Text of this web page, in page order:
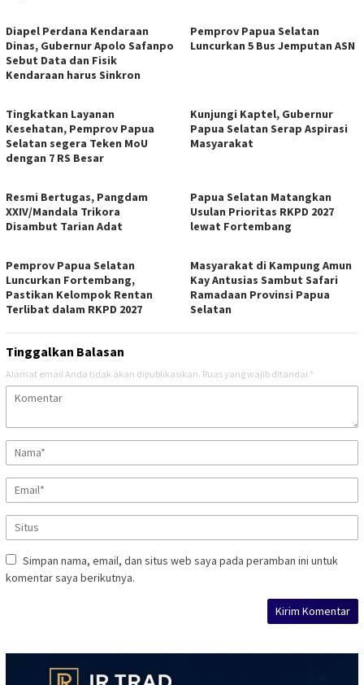
Diapel Perdana Kendaraan
Dinas, Gubernur Apolo Safanpo
Sebut Data dan Fisik
Kendaraan harus Sinkron
Pemprov Papua Selatan
Luncurkan 5 Bus Jemputan ASN
Tingkatkan Layanan
Kesehatan, Pemprov Papua
Selatan segera Teken MoU
dengan 7 RS Besar
Kunjungi Kaptel, Gubernur
Papua Selatan Serap Aspirasi
Masyarakat
Resmi Bertugas, Pangdam
XXIV/Mandala Trikora
Disambut Tarian Adat
Papua Selatan Matangkan
Usulan Prioritas RKPD 2027
lewat Fortembang
Pemprov Papua Selatan
Luncurkan Fortembang,
Pastikan Kelompok Rentan
Terlibat dalam RKPD 2027
Masyarakat di Kampung Amun
Kay Antusias Sambut Safari
Ramadaan Provinsi Papua
Selatan
Tinggalkan Balasan
Alamat email Anda tidak akan dipublikasikan. Ruas yang wajib ditandai *
Simpan nama, email, dan situs web saya pada peramban ini untuk
komentar saya berikutnya.